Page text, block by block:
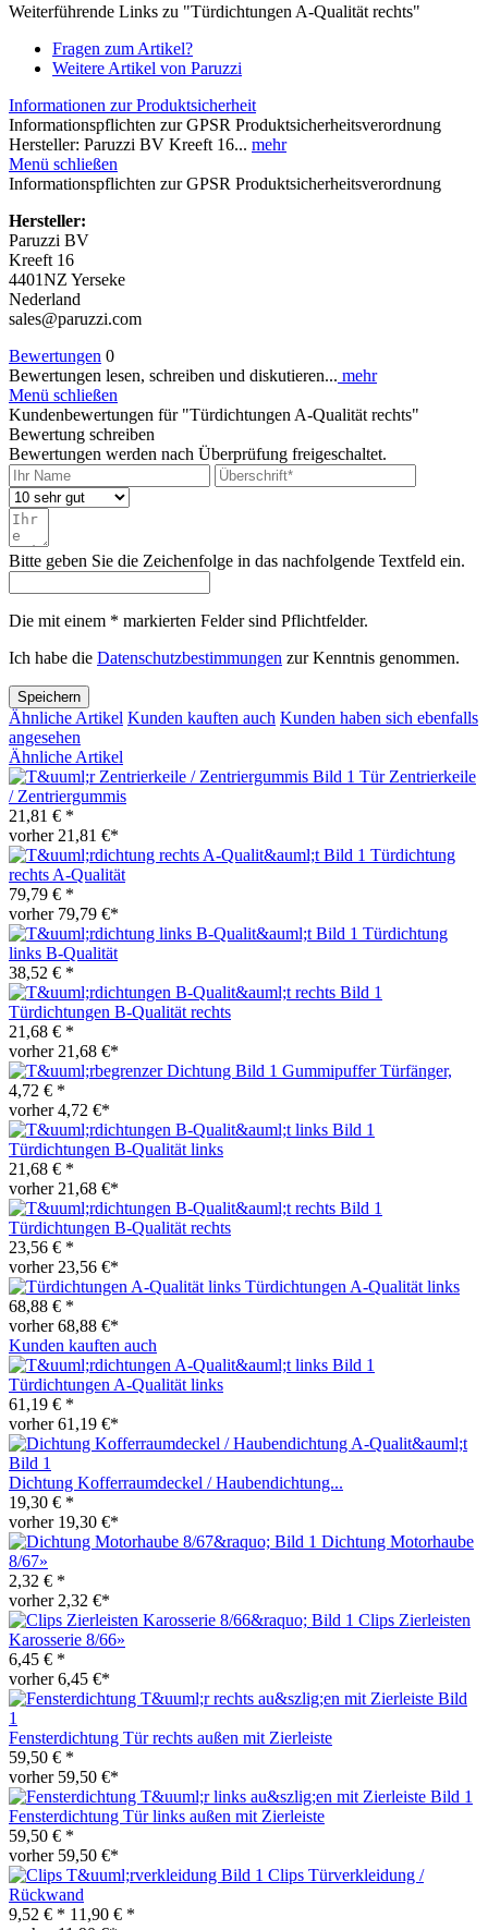
Weiterführende Links zu "Türdichtungen A-Qualität rechts"
Fragen zum Artikel?
Weitere Artikel von Paruzzi
Informationen zur Produktsicherheit
Informationspflichten zur GPSR Produktsicherheitsverordnung
Hersteller: Paruzzi BV Kreeft 16... mehr
Menü schließen
Informationspflichten zur GPSR Produktsicherheitsverordnung
Hersteller:
Paruzzi BV
Kreeft 16
4401NZ Yerseke
Nederland
sales@paruzzi.com
Bewertungen 0
Bewertungen lesen, schreiben und diskutieren... mehr
Menü schließen
Kundenbewertungen für "Türdichtungen A-Qualität rechts"
Bewertung schreiben
Bewertungen werden nach Überprüfung freigeschaltet.
Bitte geben Sie die Zeichenfolge in das nachfolgende Textfeld ein.
Die mit einem * markierten Felder sind Pflichtfelder.
Ich habe die Datenschutzbestimmungen zur Kenntnis genommen.
Speichern
Ähnliche Artikel Kunden kauften auch Kunden haben sich ebenfalls
angesehen
Ähnliche Artikel
Tür Zentrierkeile
/ Zentriergummis
21,81 € *
vorher 21,81 €*
Türdichtung
rechts A-Qualität
79,79 € *
vorher 79,79 €*
Türdichtung
links B-Qualität
38,52 € *
Türdichtungen B-Qualität rechts
21,68 € *
vorher 21,68 €*
Gummipuffer Türfänger,
4,72 € *
vorher 4,72 €*
Türdichtungen B-Qualität links
21,68 € *
vorher 21,68 €*
Türdichtungen B-Qualität rechts
23,56 € *
vorher 23,56 €*
Türdichtungen A-Qualität links
68,88 € *
vorher 68,88 €*
Kunden kauften auch
Türdichtungen A-Qualität links
61,19 € *
vorher 61,19 €*
Dichtung Kofferraumdeckel / Haubendichtung...
19,30 € *
vorher 19,30 €*
Dichtung Motorhaube
8/67»
2,32 € *
vorher 2,32 €*
Clips Zierleisten
Karosserie 8/66»
6,45 € *
vorher 6,45 €*
Fensterdichtung Tür rechts außen mit Zierleiste
59,50 € *
vorher 59,50 €*
Fensterdichtung Tür links außen mit Zierleiste
59,50 € *
vorher 59,50 €*
Clips Türverkleidung /
Rückwand
9,52 € * 11,90 € *